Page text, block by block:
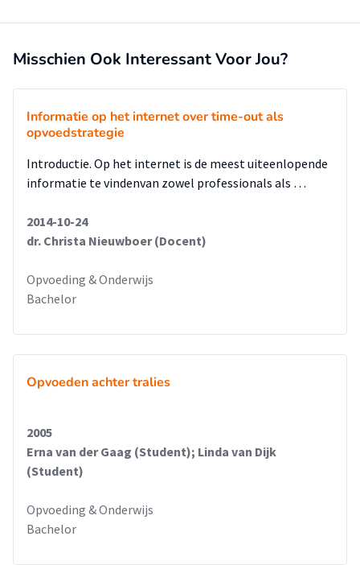
Misschien Ook Interessant Voor Jou?
Informatie op het internet over time-out als
opvoedstrategie
Introductie. Op het internet is de meest uiteenlopende
informatie te vindenvan zowel professionals als …
2014-10-24
dr. Christa Nieuwboer (Docent)
Opvoeding & Onderwijs
Bachelor
Opvoeden achter tralies
2005
Erna van der Gaag (Student); Linda van Dijk
(Student)
Opvoeding & Onderwijs
Bachelor